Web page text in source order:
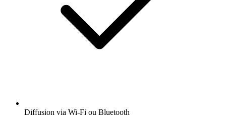
Diffusion via Wi-Fi ou Bluetooth